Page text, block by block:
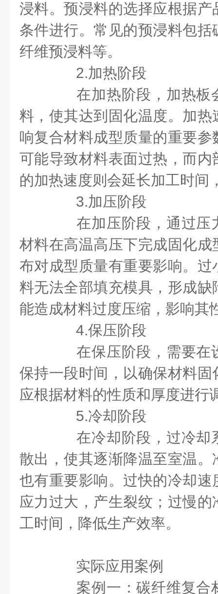
浸料。预浸料的选择应根据
条件进行。常见的预浸料包
纤维预浸料等。
2.加热阶段
在加热阶段，加热板
料，使其达到固化温度。加
响复合材料成型质量的重要
可能导致材料表面过热，而
的加热速度则会延长加工时间
3.加压阶段
在加压阶段，通过压
材料在高温高压下完成固化
布对成型质量有重要影响。
料无法全部填充模具，形成
能造成材料过度压缩，影响其
4.保压阶段
在保压阶段，需要在
保持一段时间，以确保材料
应根据材料的性质和厚度进行
5.冷却阶段
在冷却阶段，过冷却
散出，使其逐渐降温至室温
也有重要影响。过快的冷却
应力过大，产生裂纹；过慢
工时间，降低生产效率。
实际应用案例
案例一：碳纤维复合